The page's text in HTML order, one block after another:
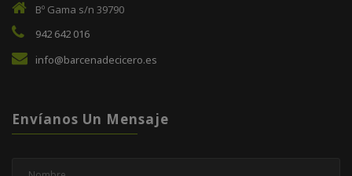
Bº Gama s/n 39790
942 642 016
info@barcenadecicero.es
Envíanos Un Mensaje